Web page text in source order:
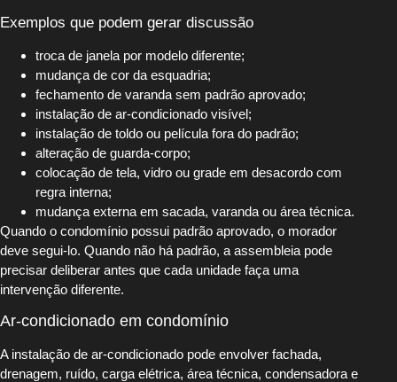
Exemplos que podem gerar discussão
troca de janela por modelo diferente;
mudança de cor da esquadria;
fechamento de varanda sem padrão aprovado;
instalação de ar-condicionado visível;
instalação de toldo ou película fora do padrão;
alteração de guarda-corpo;
colocação de tela, vidro ou grade em desacordo com
regra interna;
mudança externa em sacada, varanda ou área técnica.
Quando o condomínio possui padrão aprovado, o morador
deve segui-lo. Quando não há padrão, a assembleia pode
precisar deliberar antes que cada unidade faça uma
intervenção diferente.
Ar-condicionado em condomínio
A instalação de ar-condicionado pode envolver fachada,
drenagem, ruído, carga elétrica, área técnica, condensadora e